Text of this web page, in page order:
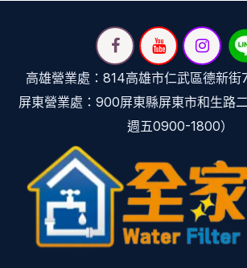
高雄營業處：814高雄市仁武區德新街
屏東營業處：900屏東縣屏東市和生路
週五0900-1800）